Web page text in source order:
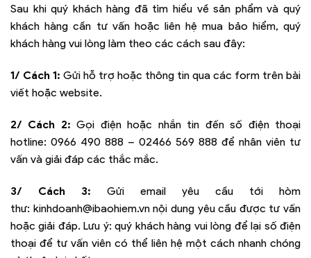
Sau khi quý khách hàng đã tìm hiểu về sản phẩm và quý
khách hàng cần tư vấn hoặc liên hệ mua bảo hiểm, quý
khách hàng vui lòng làm theo các cách sau đây:
1/ Cách 1: Gửi hỗ trợ hoặc thông tin qua các form trên bài
viết hoặc website.
2/ Cách 2: Gọi điện hoặc nhắn tin đến số điện thoại
hotline: 0966 490 888 – 02466 569 888 để nhân viên tư
vấn và giải đáp các thắc mắc.
3/ Cách 3: Gửi email yêu cầu tới hòm
thư: kinhdoanh@ibaohiem.vnnội dung yêu cầu được tư vấn
hoặc giải đáp. Lưu ý: quý khách hàng vui lòng để lại số điện
thoại để tư vấn viên có thể liên hệ một cách nhanh chóng